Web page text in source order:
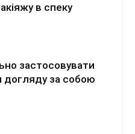
в спеку
застосовувати
догляду за собою